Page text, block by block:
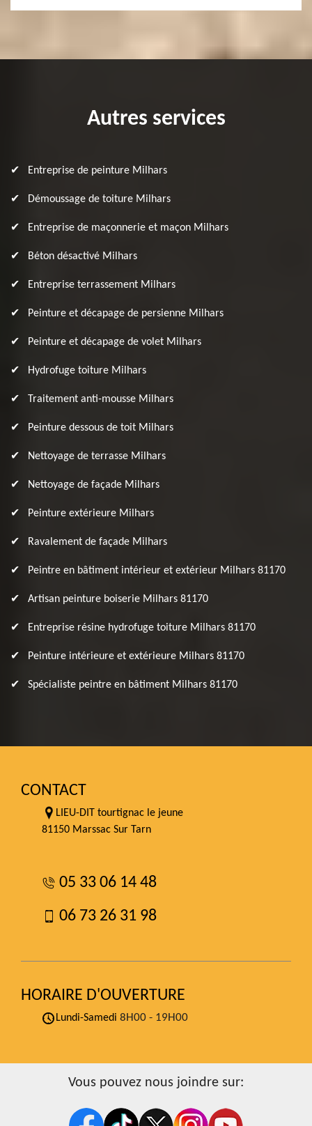
Autres services
Entreprise de peinture Milhars
Démoussage de toiture Milhars
Entreprise de maçonnerie et maçon Milhars
Béton désactivé Milhars
Entreprise terrassement Milhars
Peinture et décapage de persienne Milhars
Peinture et décapage de volet Milhars
Hydrofuge toiture Milhars
Traitement anti-mousse Milhars
Peinture dessous de toit Milhars
Nettoyage de terrasse Milhars
Nettoyage de façade Milhars
Peinture extérieure Milhars
Ravalement de façade Milhars
Peintre en bâtiment intérieur et extérieur Milhars 81170
Artisan peinture boiserie Milhars 81170
Entreprise résine hydrofuge toiture Milhars 81170
Peinture intérieure et extérieure Milhars 81170
Spécialiste peintre en bâtiment Milhars 81170
CONTACT
LIEU-DIT tourtignac le jeune
81150 Marssac Sur Tarn
05 33 06 14 48
06 73 26 31 98
HORAIRE D'OUVERTURE
Lundi-Samedi 8H00 - 19H00
Vous pouvez nous joindre sur: